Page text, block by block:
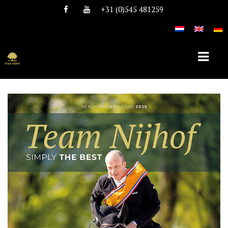
+31 (0)545 481259
HOME
OVER TEAM NIJHOF
HISTORIE
TEAM
VACATURES
DEKHENGSTEN